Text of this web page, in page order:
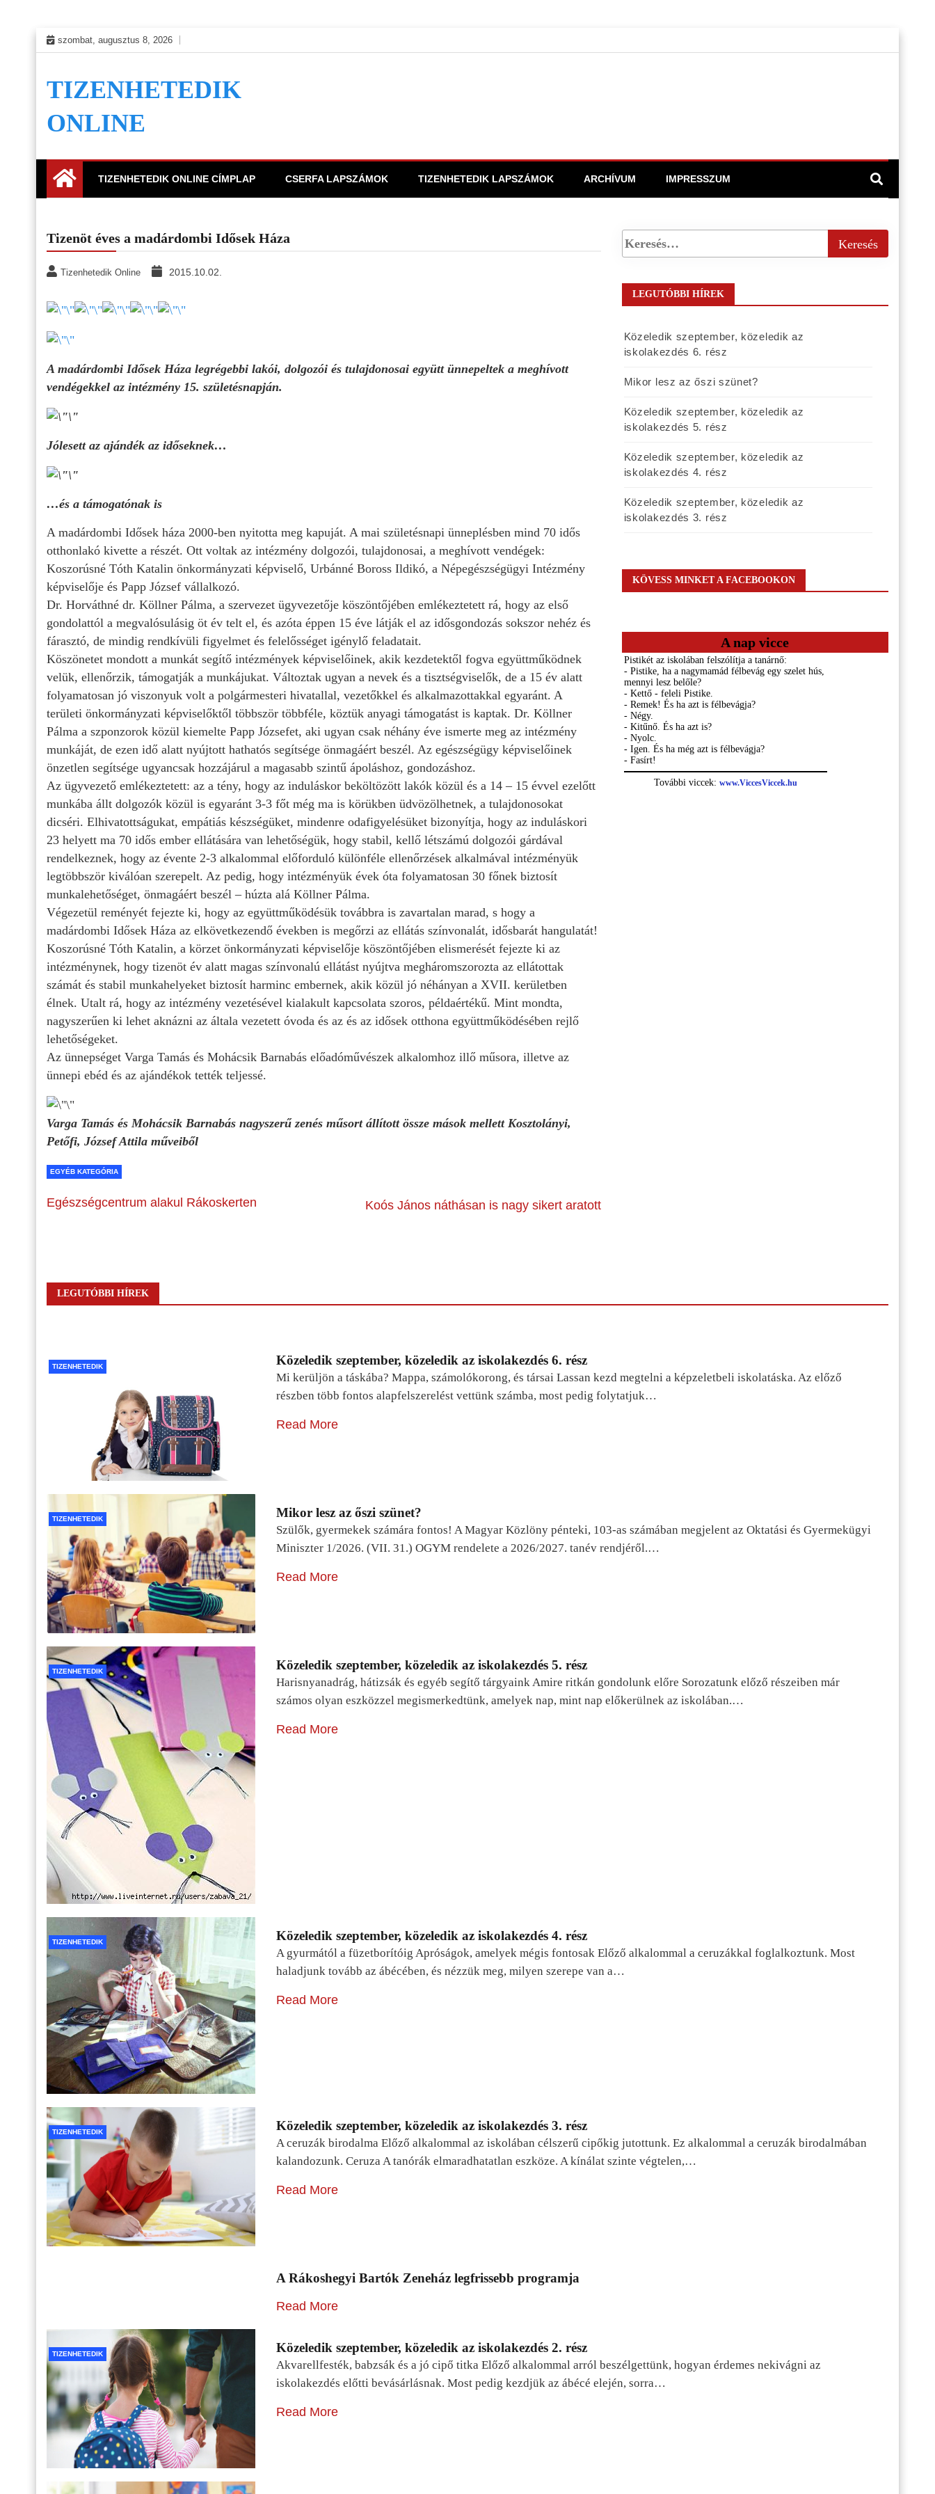
Skip
to
szombat, augusztus 8, 2026
TIZENHETEDIK
ONLINE
TIZENHETEDIK ONLINE CÍMPLAP CSERFA LAPSZÁMOK TIZENHETEDIK LAPSZÁMOK ARCHÍVUM IMPRESSZUM
Tizenöt éves a madárdombi Idősek Háza
Tizenhetedik Online 2015.10.02.
A madárdombi Idősek Háza legrégebbi lakói, dolgozói és tulajdonosai együtt ünnepeltek a meghívott
vendégekkel az intézmény 15. születésnapján.
Jólesett az ajándék az időseknek…
…és a támogatónak is
A madárdombi Idősek háza 2000-ben nyitotta meg kapuját. A mai születésnapi ünneplésben mind 70 idős
otthonlakó kivette a részét. Ott voltak az intézmény dolgozói, tulajdonosai, a meghívott vendégek:
Koszorúsné Tóth Katalin önkormányzati képviselő, Urbánné Boross Ildikó, a Népegészségügyi Intézmény
képviselője és Papp József vállalkozó.
Dr. Horváthné dr. Köllner Pálma, a szervezet ügyvezetője köszöntőjében emlékeztetett rá, hogy az első
gondolattól a megvalósulásig öt év telt el, és azóta éppen 15 éve látják el az idősgondozás sokszor nehéz és
fárasztó, de mindig rendkívüli figyelmet és felelősséget igénylő feladatait.
Köszönetet mondott a munkát segítő intézmények képviselőinek, akik kezdetektől fogva együttműködnek
velük, ellenőrzik, támogatják a munkájukat. Változtak ugyan a nevek és a tisztségviselők, de a 15 év alatt
folyamatosan jó viszonyuk volt a polgármesteri hivatallal, vezetőkkel és alkalmazottakkal egyaránt. A
területi önkormányzati képviselőktől többször többféle, köztük anyagi támogatást is kaptak. Dr. Köllner
Pálma a szponzorok közül kiemelte Papp Józsefet, aki ugyan csak néhány éve ismerte meg az intézmény
munkáját, de ezen idő alatt nyújtott hathatós segítsége önmagáért beszél. Az egészségügy képviselőinek
önzetlen segítsége ugyancsak hozzájárul a magasabb szintű ápoláshoz, gondozáshoz.
Az ügyvezető emlékeztetett: az a tény, hogy az induláskor beköltözött lakók közül és a 14 – 15 évvel ezelőtt
munkába állt dolgozók közül is egyaránt 3-3 főt még ma is körükben üdvözölhetnek, a tulajdonosokat
dicséri. Elhivatottságukat, empátiás készségüket, mindenre odafigyelésüket bizonyítja, hogy az induláskori
23 helyett ma 70 idős ember ellátására van lehetőségük, hogy stabil, kellő létszámú dolgozói gárdával
rendelkeznek, hogy az évente 2-3 alkalommal előforduló különféle ellenőrzések alkalmával intézményük
legtöbbször kiválóan szerepelt. Az pedig, hogy intézményük évek óta folyamatosan 30 főnek biztosít
munkalehetőséget, önmagáért beszél – húzta alá Köllner Pálma.
Végezetül reményét fejezte ki, hogy az együttműködésük továbbra is zavartalan marad, s hogy a
madárdombi Idősek Háza az elkövetkezendő években is megőrzi az ellátás színvonalát, idősbarát hangulatát!
Koszorúsné Tóth Katalin, a körzet önkormányzati képviselője köszöntőjében elismerését fejezte ki az
intézménynek, hogy tizenöt év alatt magas színvonalú ellátást nyújtva megháromszorozta az ellátottak
számát és stabil munkahelyeket biztosít harminc embernek, akik közül jó néhányan a XVII. kerületben
élnek. Utalt rá, hogy az intézmény vezetésével kialakult kapcsolata szoros, példaértékű. Mint mondta,
nagyszerűen ki lehet aknázni az általa vezetett óvoda és az és az idősek otthona együttműködésében rejlő
lehetőségeket.
Az ünnepséget Varga Tamás és Mohácsik Barnabás előadóművészek alkalomhoz illő műsora, illetve az
ünnepi ebéd és az ajándékok tették teljessé.
Varga Tamás és Mohácsik Barnabás nagyszerű zenés műsort állított össze mások mellett Kosztolányi,
Petőfi, József Attila műveiből
EGYÉB KATEGÓRIA
Egészségcentrum alakul Rákoskerten Koós János náthásan is nagy sikert aratott
LEGUTÓBBI HÍREK
Közeledik szeptember, közeledik az
iskolakezdés 6. rész
Mikor lesz az őszi szünet?
Közeledik szeptember, közeledik az
iskolakezdés 5. rész
Közeledik szeptember, közeledik az
iskolakezdés 4. rész
Közeledik szeptember, közeledik az
iskolakezdés 3. rész
KÖVESS MINKET A FACEBOOKON
A nap vicce
LEGUTÓBBI HÍREK
TIZENHETEDIK Közeledik szeptember, közeledik az iskolakezdés 6. rész
Mi kerüljön a táskába? Mappa, számolókorong, és társai Lassan kezd megtelni a képzeletbeli iskolatáska. Az előző
részben több fontos alapfelszerelést vettünk számba, most pedig folytatjuk…
Read More
TIZENHETEDIK Mikor lesz az őszi szünet?
Szülők, gyermekek számára fontos! A Magyar Közlöny pénteki, 103-as számában megjelent az Oktatási és Gyermekügyi
Miniszter 1/2026. (VII. 31.) OGYM rendelete a 2026/2027. tanév rendjéről.…
Read More
TIZENHETEDIK Közeledik szeptember, közeledik az iskolakezdés 5. rész
Harisnyanadrág, hátizsák és egyéb segítő tárgyaink Amire ritkán gondolunk előre Sorozatunk előző részeiben már
számos olyan eszközzel megismerkedtünk, amelyek nap, mint nap előkerülnek az iskolában.…
Read More
TIZENHETEDIK Közeledik szeptember, közeledik az iskolakezdés 4. rész
A gyurmától a füzetborítóig Apróságok, amelyek mégis fontosak Előző alkalommal a ceruzákkal foglalkoztunk. Most
haladjunk tovább az ábécében, és nézzük meg, milyen szerepe van a…
Read More
TIZENHETEDIK Közeledik szeptember, közeledik az iskolakezdés 3. rész
A ceruzák birodalma Előző alkalommal az iskolában célszerű cipőkig jutottunk. Ez alkalommal a ceruzák birodalmában
kalandozunk. Ceruza A tanórák elmaradhatatlan eszköze. A kínálat szinte végtelen,…
Read More
A Rákoshegyi Bartók Zeneház legfrissebb programja
Read More
TIZENHETEDIK Közeledik szeptember, közeledik az iskolakezdés 2. rész
Akvarellfesték, babzsák és a jó cipő titka Előző alkalommal arról beszélgettünk, hogyan érdemes nekivágni az
iskolakezdés előtti bevásárlásnak. Most pedig kezdjük az ábécé elején, sorra…
Read More